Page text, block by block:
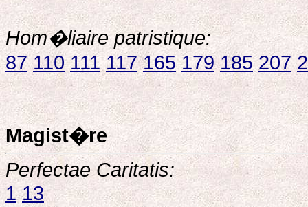
Hom�liaire patristique:
87 110 111 117 165 179 185 207
Magist�re
Perfectae Caritatis:
1 13